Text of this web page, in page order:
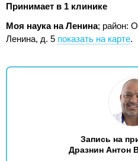
Принимает в 1 клинике
Моя наука на Ленина; район:
Ленина, д. 5 показать на карте.
Запись на
Дразнин Антон